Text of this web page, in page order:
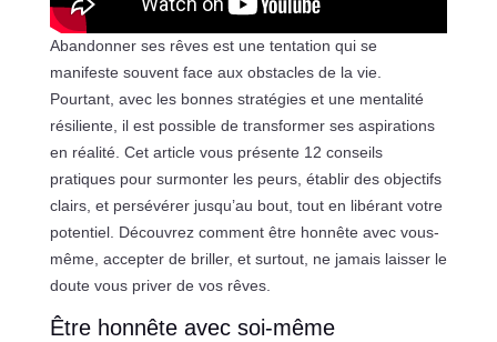
Abandonner ses rêves est une tentation qui se
manifeste souvent face aux obstacles de la vie.
Pourtant, avec les bonnes stratégies et une mentalité
résiliente, il est possible de transformer ses aspirations
en réalité. Cet article vous présente 12 conseils
pratiques pour surmonter les peurs, établir des objectifs
clairs, et persévérer jusqu’au bout, tout en libérant votre
potentiel. Découvrez comment être honnête avec vous-
même, accepter de briller, et surtout, ne jamais laisser le
doute vous priver de vos rêves.
Être honnête avec soi-même